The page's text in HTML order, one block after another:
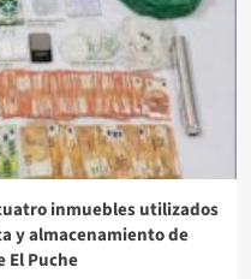
inmuebles utilizados
y almacenamiento de
El Puche